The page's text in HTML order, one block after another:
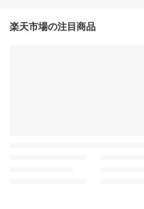
楽天市場の注目商品